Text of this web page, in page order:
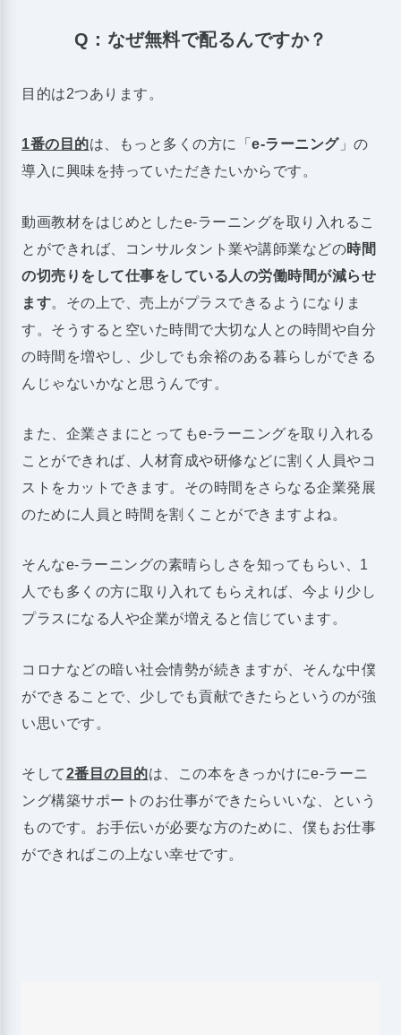
Q：なぜ無料で配るんですか？
目的は2つあります。
1番の目的は、もっと多くの方に「 e-ラーニング」の
導入に興味を持っていただきたいからです。
動画教材をはじめとしたe-ラーニングを取り入れるこ
とができれば、コンサルタント業や講師業などの時間
の切売りをして仕事をしている人の労働時間が減らせ
ます。その上で、売上がプラスできるようになりま
す。そうすると空いた時間で大切な人との時間や自分
の時間を増やし、少しでも余裕のある暮らしができる
んじゃないかなと思うんです。
また、企業さまにとってもe-ラーニングを取り入れる
ことができれば、人材育成や研修などに割く人員やコ
ストをカットできます。その時間をさらなる企業発展
のために人員と時間を割くことができますよね。
そんなe-ラーニングの素晴らしさを知ってもらい、1
人でも多くの方に取り入れてもらえれば、今より少し
プラスになる人や企業が増えると信じています。
コロナなどの暗い社会情勢が続きますが、そんな中僕
ができることで、少しでも貢献できたらというのが強
い思いです。
そして2番目の目的は、この本をきっかけにe-ラーニ
ング構築サポートのお仕事ができたらいいな、という
ものです。お手伝いが必要な方のために、僕もお仕事
ができればこの上ない幸せです。